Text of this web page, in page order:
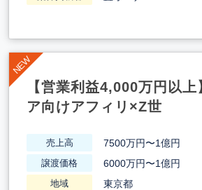
【営業利益4,000万円以上
ア向けアフィリ×Z世
売上高 7500万円〜1億円
譲渡価格 6000万円〜1億円
地域 東京都